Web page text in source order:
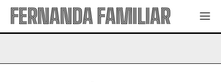
FERNANDA FAMILIAR